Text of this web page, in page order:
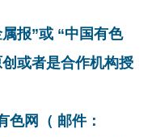
报”或 “中国有色
或者是合作机构授
色网（ 邮件：